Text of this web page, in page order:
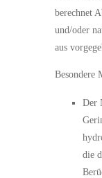
berechnet
und/oder
aus
Besondere
Der
die